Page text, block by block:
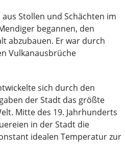
Stollen und Schächten im
begannen, den
abzubauen. Er war durch
Vulkanausbrüche
sich durch den
der Stadt das größte
Mitte des 19. Jahrhunderts
in der Stadt die
idealen Temperatur zur